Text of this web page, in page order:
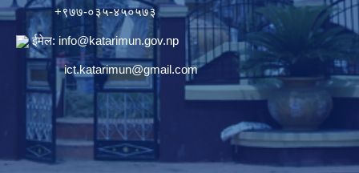
+९७७-०३५-४५०५७३
ईमेल: info@katarimun.gov.np
ict.katarimun@gmail.com